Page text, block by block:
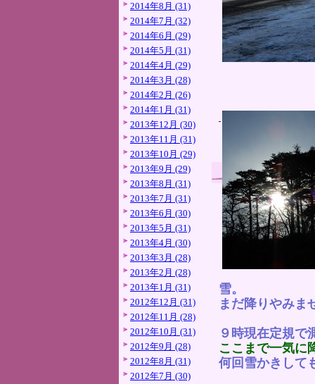
2014年8月 (31)
2014年7月 (32)
2014年6月 (29)
2014年5月 (31)
2014年4月 (29)
2014年3月 (28)
2014年2月 (26)
2014年1月 (31)
2013年12月 (30)
2013年11月 (31)
2013年10月 (29)
2013年9月 (29)
2013年8月 (31)
2013年7月 (31)
2013年6月 (30)
2013年5月 (31)
2013年4月 (30)
2013年3月 (28)
2013年2月 (28)
2013年1月 (31)
2012年12月 (31)
2012年11月 (28)
2012年10月 (31)
2012年9月 (28)
2012年8月 (31)
2012年7月 (30)
雪。
まだ降りやみま
９時現在定規で
ここまで一気に
何回雪かきして